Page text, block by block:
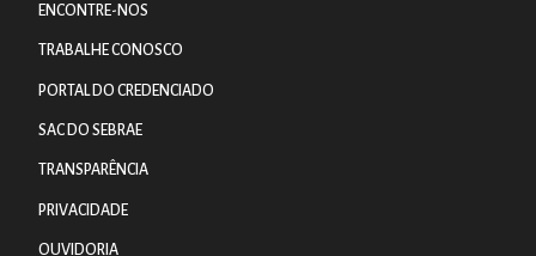
ENCONTRE-NOS
TRABALHE CONOSCO
PORTAL DO CREDENCIADO
SAC DO SEBRAE
TRANSPARÊNCIA
PRIVACIDADE
OUVIDORIA